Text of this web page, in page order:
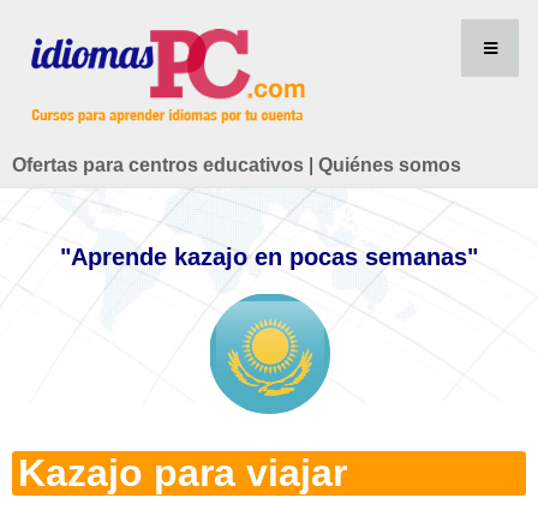
Ofertas para centros educativos Quiénes somos
"Aprende kazajo en pocas semanas"
Kazajo para viajar